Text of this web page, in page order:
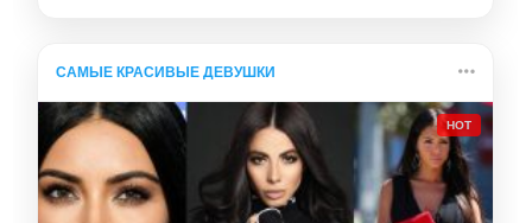
САМЫЕ КРАСИВЫЕ ДЕВУШКИ
HOT